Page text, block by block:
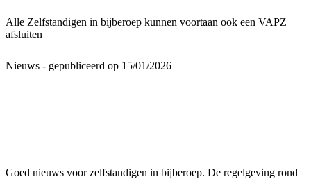
Alle Zelfstandigen in bijberoep kunnen voortaan ook een VAPZ
afsluiten
Nieuws - gepubliceerd op 15/01/2026
Goed nieuws voor zelfstandigen in bijberoep. De regelgeving rond